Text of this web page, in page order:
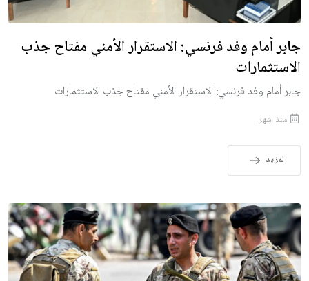
جابر أمام وفد فرنسي: الاستقرار الأمني مفتاح جذب
الاستثمارات
جابر أمام وفد فرنسي: الاستقرار الأمني مفتاح جذب الاستثمارات
منذ شهر
المزيد